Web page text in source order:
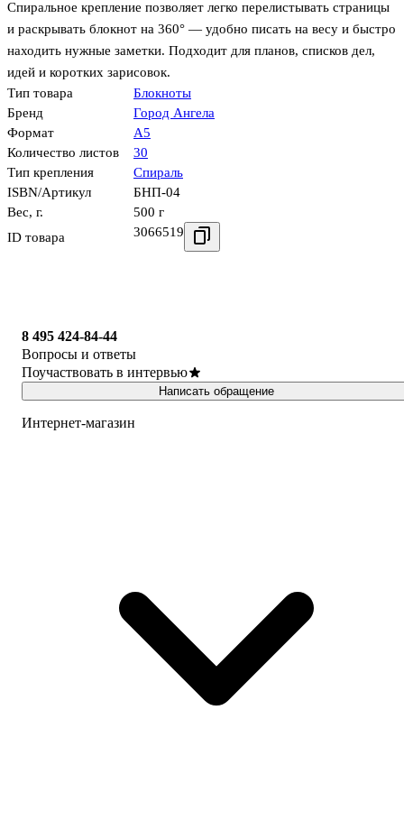
Спиральное крепление позволяет легко перелистывать страницы
и раскрывать блокнот на 360° — удобно писать на весу и быстро
находить нужные заметки. Подходит для планов, списков дел,
идей и коротких зарисовок.
Тип товара
Блокноты
Бренд
Город Ангела
Формат
А5
Количество листов
30
Тип крепления
Спираль
ISBN/Артикул
БНП-04
Вес, г.
500 г
ID товара
3066519
8 495 424-84-44
Вопросы и ответы
Поучаствовать в интервью
Написать обращение
Интернет-магазин